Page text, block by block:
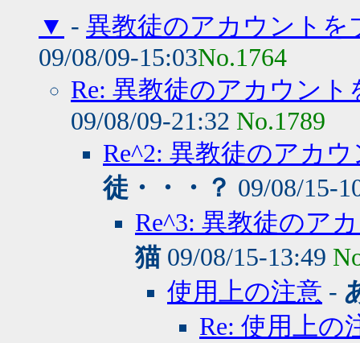
▼ - 異教徒のアカウント
09/08/09-15:03No.1764
Re: 異教徒のアカウン
09/08/09-21:32 No.1789
Re^2: 異教徒のアカ
徒・・・？ 09/08/15-
Re^3: 異教徒のア
猫09/08/15-13:49
使用上の注意 -
Re: 使用上の